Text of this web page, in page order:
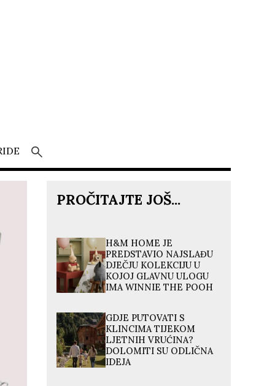
PROČITAJTE JOŠ...
H&M HOME JE
PREDSTAVIO NAJSLAĐU
DJEČJU KOLEKCIJU U
KOJOJ GLAVNU ULOGU
IMA WINNIE THE POOH
GDJE PUTOVATI S
KLINCIMA TIJEKOM
LJETNIH VRUĆINA?
DOLOMITI SU ODLIČNA
IDEJA